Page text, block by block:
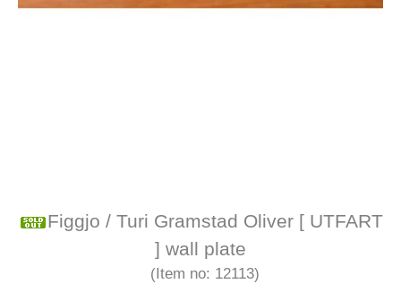
Figgjo / Turi Gramstad Oliver [ UTFART
] wall plate
(Item no: 12113)